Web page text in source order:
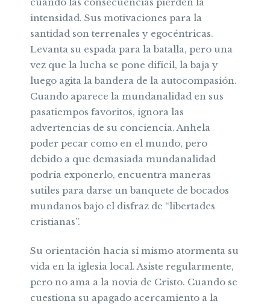
intensidad. Sus motivaciones para la
santidad son terrenales y egocéntricas.
Levanta su espada para la batalla, pero una
vez que la lucha se pone difícil, la baja y
luego agita la bandera de la autocompasión.
Cuando aparece la mundanalidad en sus
pasatiempos favoritos, ignora las
advertencias de su conciencia. Anhela
poder pecar como en el mundo, pero
debido a que demasiada mundanalidad
podría exponerlo, encuentra maneras
sutiles para darse un banquete de bocados
mundanos bajo el disfraz de “libertades
cristianas”.
Su orientación hacia sí mismo atormenta su
vida en la iglesia local. Asiste regularmente,
pero no ama a la novia de Cristo. Cuando se
cuestiona su apagado acercamiento a la